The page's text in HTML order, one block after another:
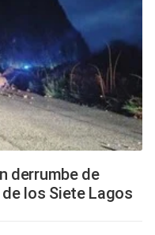
derrumbe de
los Siete Lagos